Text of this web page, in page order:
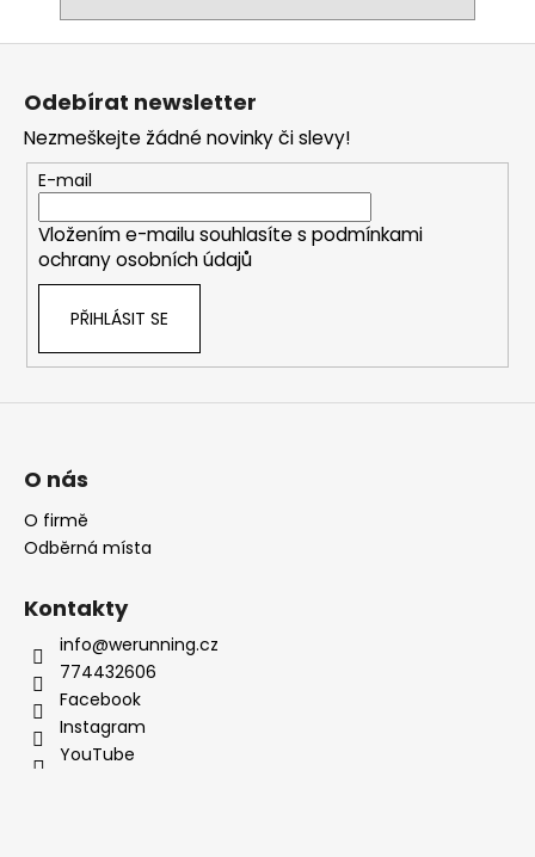
Odebírat newsletter
Nezmeškejte žádné novinky či slevy!
E-mail
Vložením e-mailu souhlasíte s podmínkami
ochrany osobních údajů
PŘIHLÁSIT SE
O nás
O firmě
Odběrná místa
Kontakty
info@werunning.cz
774432606
Facebook
Instagram
YouTube